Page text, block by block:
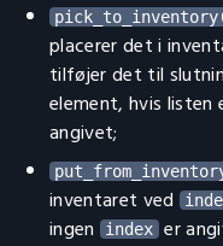
placerer det i
tilføjer det til
element, hvis listen
angivet;
inventaret ved
ingen
index er